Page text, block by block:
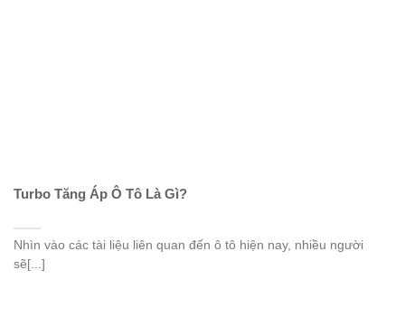
Turbo Tăng Áp Ô Tô Là Gì?
Nhìn vào các tài liệu liên quan đến ô tô hiện nay, nhiều người
sẽ[...]